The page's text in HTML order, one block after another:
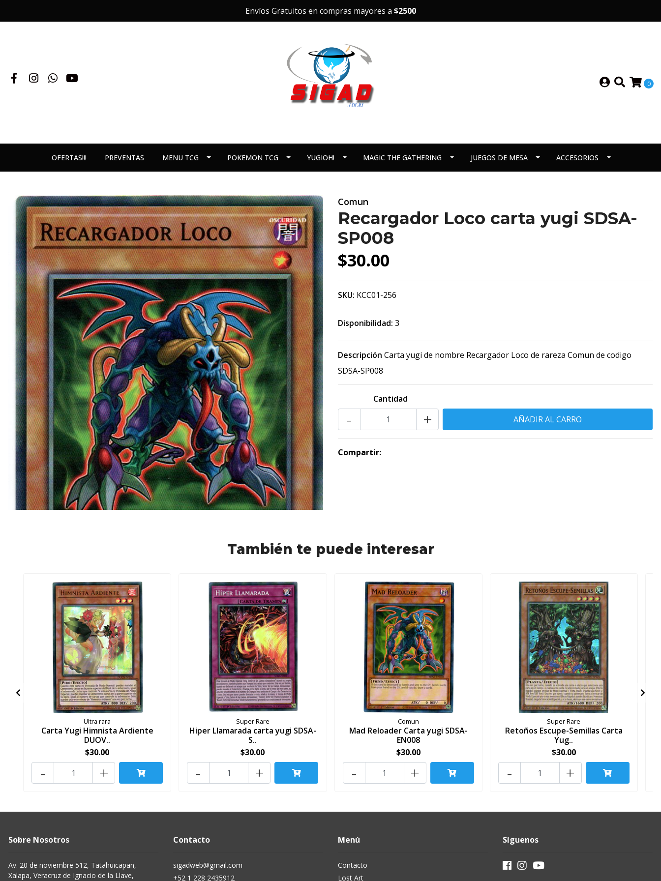
Envíos Gratuitos en compras mayores a $2500
0
OFERTAS!!! PREVENTAS MENU TCG POKEMON TCG YUGIOH! MAGIC THE GATHERING JUEGOS DE MESA ACCESORIOS
Comun
Recargador Loco carta yugi SDSA-
SP008
$30.00
SKU: KCC01-256
Disponibilidad: 3
Descripción Carta yugi de nombre Recargador Loco de rareza Comun de codigo
SDSA-SP008
Cantidad
+
-
Compartir:
También te puede interesar
Ultra rara
Carta Yugi Himnista Ardiente
DUOV..
$30.00
+
-
Super Rare
Hiper Llamarada carta yugi SDSA-
S..
$30.00
+
-
Comun
Mad Reloader Carta yugi SDSA-
EN008
$30.00
+
-
Super Rare
Retoños Escupe-Semillas Carta
Yug..
$30.00
+
-
Sobre Nosotros
Av. 20 de noviembre 512, Tatahuicapan,
Xalapa, Veracruz de Ignacio de la Llave,
Contacto
sigadweb@gmail.com
+52 1 228 2435912
Menú
Contacto
Lost Art
Síguenos